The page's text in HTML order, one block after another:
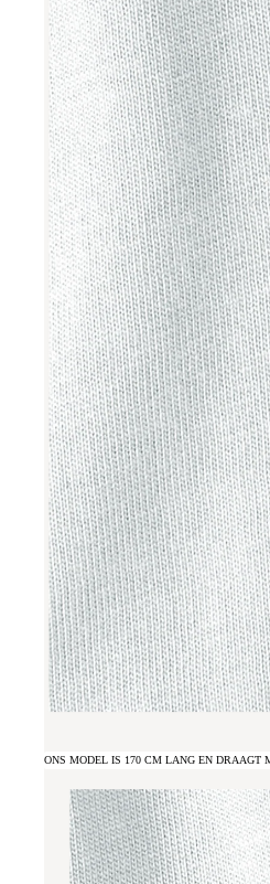
ONS MODEL IS 170 CM LANG EN DRAAGT